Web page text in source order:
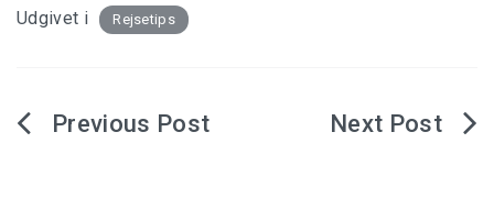
Udgivet i Rejsetips
Indlægsnavigation